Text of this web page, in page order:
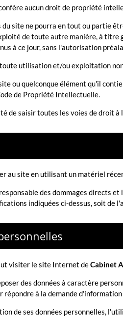
aucun droit de propriété
du site ne pourra en tout ou partie
de toute autre manière, à
à ce jour, sans l'autorisation
utilisation et/ou exploitation
ou quelconque élément qu'il
de Propriété Intellectuelle.
de saisir toutes les voies de droit
au site en utilisant un matériel
des dommages directs
indiquées ci-dessus, soit de
visiter le site Internet deCabinet
des données à caractère
à la demande
de ses données personnelles,